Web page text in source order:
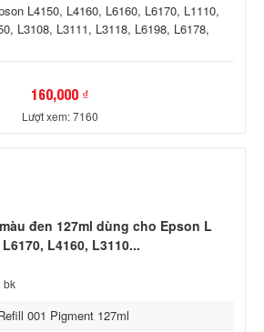
L4150, L4160, L6160, L6170, L1110,
L3108, L3111, L3118, L6198, L6178,
160,000 ₫
Lượt xem: 7160
đen 127ml dùng cho Epson L
L4160, L3110...
bk
001 Pigment 127ml